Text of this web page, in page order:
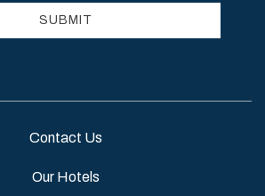
SUBMIT
Contact Us
Our Hotels